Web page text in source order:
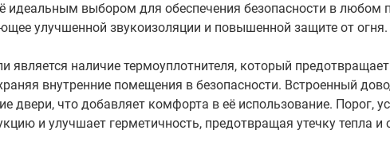
идеальным выбором для обеспечения безопасности в
улучшенной звукоизоляции и повышенной защите от огня.
является наличие термоуплотнителя, который
внутренние помещения в безопасности. Встроенный
двери, что добавляет комфорта в её использование. Порог,
и улучшает герметичность, предотвращая утечку тепла